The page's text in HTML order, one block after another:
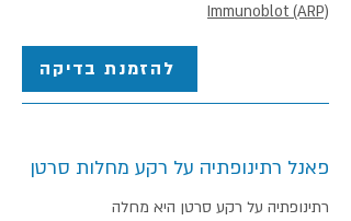
Immunoblot (ARP)
להזמנת בדיקה
פאנל רתינופתיה על רקע מחלות סרטן
רתינופתיה על רקע סרטן היא מחלה